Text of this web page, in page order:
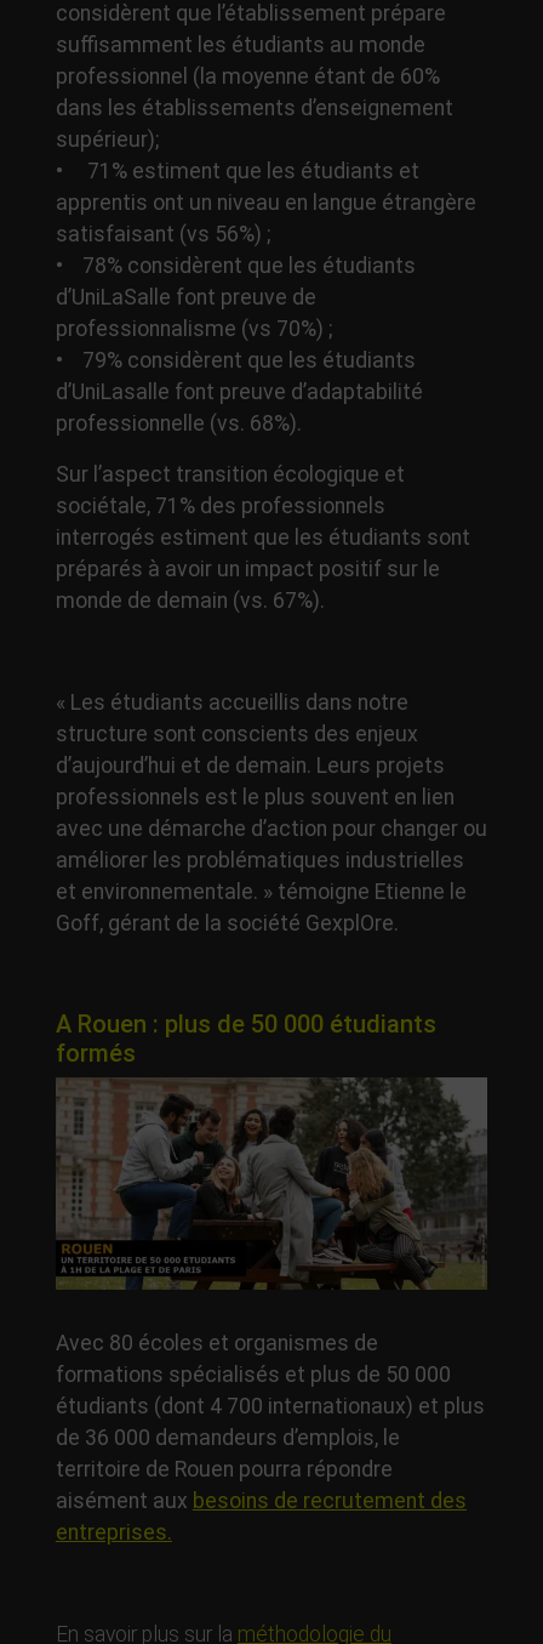
considèrent que l’établissement prépare
suffisamment les étudiants au monde
professionnel (la moyenne étant de 60%
dans les établissements d’enseignement
supérieur);
• 71% estiment que les étudiants et
apprentis ont un niveau en langue étrangère
satisfaisant (vs 56%) ;
• 78% considèrent que les étudiants
d’UniLaSalle font preuve de
professionnalisme (vs 70%) ;
• 79% considèrent que les étudiants
d’UniLasalle font preuve d’adaptabilité
professionnelle (vs. 68%).
Sur l’aspect transition écologique et
sociétale, 71% des professionnels
interrogés estiment que les étudiants sont
préparés à avoir un impact positif sur le
monde de demain (vs. 67%).
« Les étudiants accueillis dans notre
structure sont conscients des enjeux
d’aujourd’hui et de demain. Leurs projets
professionnels est le plus souvent en lien
avec une démarche d’action pour changer ou
améliorer les problématiques industrielles
et environnementale. » témoigne Etienne le
Goff, gérant de la société GexplOre.
A Rouen : plus de 50 000 étudiants
formés
Avec 80 écoles et organismes de
formations spécialisés et plus de 50 000
étudiants (dont 4 700 internationaux) et plus
de 36 000 demandeurs d’emplois, le
territoire de Rouen pourra répondre
aisément aux besoins de recrutement des
entreprises.
En savoir plus sur la méthodologie du